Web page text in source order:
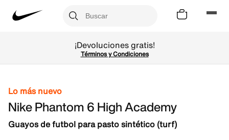
¡Devoluciones gratis!
Términos y Condiciones
Lo más nuevo
Nike Phantom 6 High Academy
Guayos de futbol para pasto sintético (turf)